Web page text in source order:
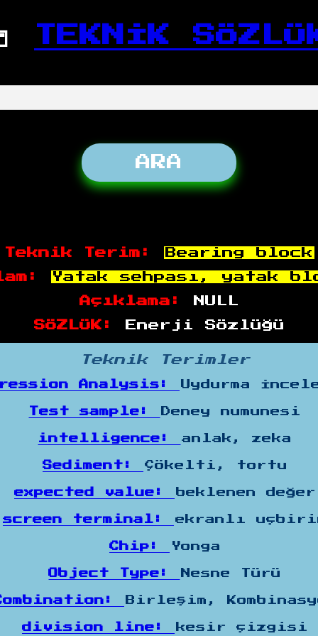
TEKNİK
Teknik Terim: Bearing block
Yatak sehpası, yatak
Açıklama: NULL
SÖZLÜK: Enerji Sözlüğü
Teknik Terimler
Analysis: Uydurma
Test sample: Deney numunesi
intelligence: anlak, zeka
Sediment: Çökelti, tortu
expected value: beklenen değer
screen terminal: ekranlı
Chip: Yonga
Object Type: Nesne Türü
Birleşim,
division line: kesir çizgisi